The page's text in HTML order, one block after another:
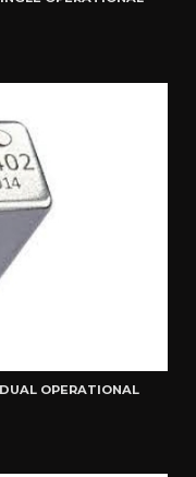
OPERATIONAL